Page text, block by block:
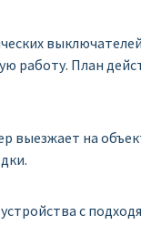
работу. План
выезжает на
с